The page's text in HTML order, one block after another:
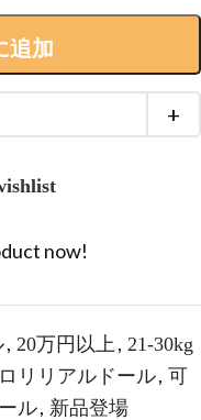
追加
now!
, 20万円以上 , 21-30kg
ロリリアルドール, 可
ル, 新品登場